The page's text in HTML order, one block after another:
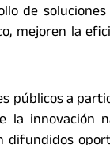
de
mejoren la
públicos a
innovación